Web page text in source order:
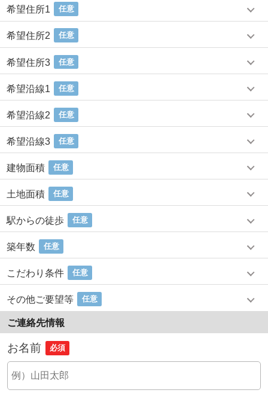
希望住所1 任意
希望住所2 任意
希望住所3 任意
希望沿線1 任意
希望沿線2 任意
希望沿線3 任意
建物面積 任意
土地面積 任意
駅からの徒歩 任意
築年数 任意
こだわり条件 任意
その他ご要望等 任意
ご連絡先情報
お名前 必須